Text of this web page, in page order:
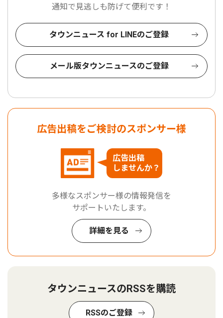
通知で見逃しも防げて便利です！
タウンニュース for LINEのご登録
メール版タウンニュースのご登録
広告出稿をご検討のスポンサー様
広告出稿
しませんか？
多様なスポンサー様の情報発信を
サポートいたします。
詳細を見る
タウンニュースのRSSを購読
RSSのご登録